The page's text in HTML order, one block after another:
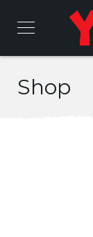
Shop